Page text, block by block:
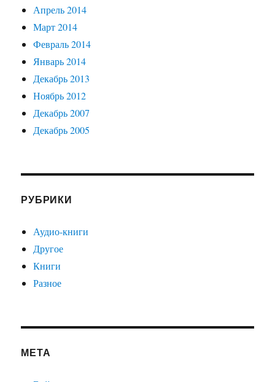
Апрель 2014
Март 2014
Февраль 2014
Январь 2014
Декабрь 2013
Ноябрь 2012
Декабрь 2007
Декабрь 2005
РУБРИКИ
Аудио-книги
Другое
Книги
Разное
МЕТА